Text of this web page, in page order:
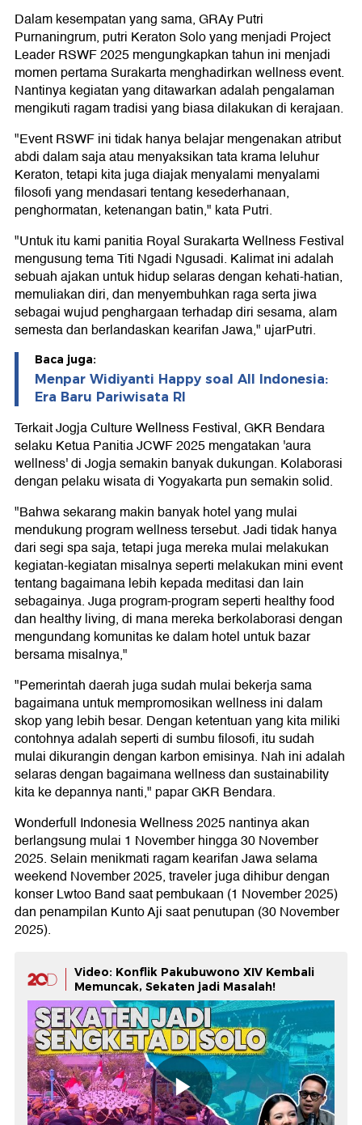
Dalam kesempatan yang sama, GRAy Putri
Purnaningrum, putri Keraton Solo yang menjadi Project
Leader RSWF 2025 mengungkapkan tahun ini menjadi
momen pertama Surakarta menghadirkan wellness event.
Nantinya kegiatan yang ditawarkan adalah pengalaman
mengikuti ragam tradisi yang biasa dilakukan di kerajaan.
"Event RSWF ini tidak hanya belajar mengenakan atribut
abdi dalam saja atau menyaksikan tata krama leluhur
Keraton, tetapi kita juga diajak menyalami menyalami
filosofi yang mendasari tentang kesederhanaan,
penghormatan, ketenangan batin," kata Putri.
"Untuk itu kami panitia Royal Surakarta Wellness Festival
mengusung tema Titi Ngadi Ngusadi. Kalimat ini adalah
sebuah ajakan untuk hidup selaras dengan kehati-hatian,
memuliakan diri, dan menyembuhkan raga serta jiwa
sebagai wujud penghargaan terhadap diri sesama, alam
semesta dan berlandaskan kearifan Jawa," ujarPutri.
Baca juga:
Menpar Widiyanti Happy soal All Indonesia:
Era Baru Pariwisata RI
Terkait Jogja Culture Wellness Festival, GKR Bendara
selaku Ketua Panitia JCWF 2025 mengatakan 'aura
wellness' di Jogja semakin banyak dukungan. Kolaborasi
dengan pelaku wisata di Yogyakarta pun semakin solid.
"Bahwa sekarang makin banyak hotel yang mulai
mendukung program wellness tersebut. Jadi tidak hanya
dari segi spa saja, tetapi juga mereka mulai melakukan
kegiatan-kegiatan misalnya seperti melakukan mini event
tentang bagaimana lebih kepada meditasi dan lain
sebagainya. Juga program-program seperti healthy food
dan healthy living, di mana mereka berkolaborasi dengan
mengundang komunitas ke dalam hotel untuk bazar
bersama misalnya,"
"Pemerintah daerah juga sudah mulai bekerja sama
bagaimana untuk mempromosikan wellness ini dalam
skop yang lebih besar. Dengan ketentuan yang kita miliki
contohnya adalah seperti di sumbu filosofi, itu sudah
mulai dikurangin dengan karbon emisinya. Nah ini adalah
selaras dengan bagaimana wellness dan sustainability
kita ke depannya nanti," papar GKR Bendara.
Wonderfull Indonesia Wellness 2025 nantinya akan
berlangsung mulai 1 November hingga 30 November
2025. Selain menikmati ragam kearifan Jawa selama
weekend November 2025, traveler juga dihibur dengan
konser Lwtoo Band saat pembukaan (1 November 2025)
dan penampilan Kunto Aji saat penutupan (30 November
2025).
Video: Konflik Pakubuwono XIV Kembali
Memuncak, Sekaten jadi Masalah!